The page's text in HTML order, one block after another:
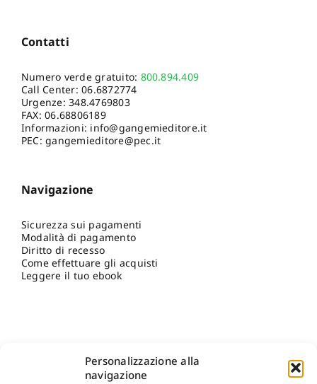
Personalizzazione alla
navigazione
Contatti
Numero verde gratuito: 800.894.409
Call Center:06.6872774
Urgenze:348.4769803
FAX: 06.68806189
Informazioni: info@gangemieditore.it
PEC: gangemieditore@pec.it
Navigazione
Sicurezza sui pagamenti
Modalità di pagamento
Diritto di recesso
Come effettuare gli acquisti
Leggere il tuo ebook